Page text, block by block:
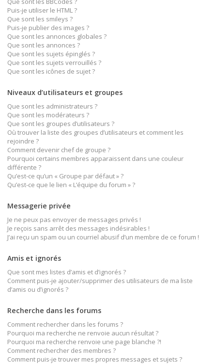
Puis-je utiliser le HTML ?
Que sont les smileys ?
Puis-je publier des images ?
Que sont les annonces globales ?
Que sont les annonces ?
Que sont les sujets épinglés ?
Que sont les sujets verrouillés ?
Que sont les icônes de sujet ?
Niveaux d’utilisateurs et groupes
Que sont les administrateurs ?
Que sont les modérateurs ?
Que sont les groupes d’utilisateurs ?
Où trouver la liste des groupes d’utilisateurs et comment les
rejoindre ?
Comment devenir chef de groupe ?
Pourquoi certains membres apparaissent dans une couleur
différente ?
Qu’est-ce qu’un « Groupe par défaut » ?
Qu’est-ce que le lien « L’équipe du forum » ?
Messagerie privée
Je ne peux pas envoyer de messages privés !
Je reçois sans arrêt des messages indésirables !
J’ai reçu un spam ou un courriel abusif d’un membre de ce forum !
Amis et ignorés
Que sont mes listes d’amis et d’ignorés ?
Comment puis-je ajouter/supprimer des utilisateurs de ma liste
d’amis ou d’ignorés ?
Recherche dans les forums
Comment rechercher dans les forums ?
Pourquoi ma recherche ne renvoie aucun résultat ?
Pourquoi ma recherche renvoie une page blanche ?!
Comment rechercher des membres ?
Comment puis-je trouver mes propres messages et sujets ?